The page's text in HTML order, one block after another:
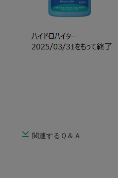
関連するＱ＆Ａ